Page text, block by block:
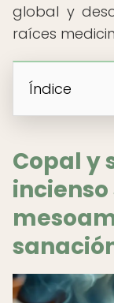
global y
raíces
Índice
Copal y